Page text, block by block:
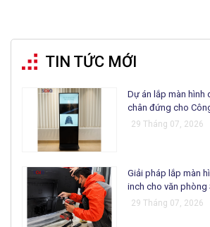
TIN TỨC MỚI
Dự án lắp màn hình
chân đứng cho
29 Tháng 07, 2026
Giải pháp lắp màn
inch cho văn phòng
29 Tháng 07, 2026